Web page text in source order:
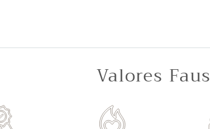
Valores Faus